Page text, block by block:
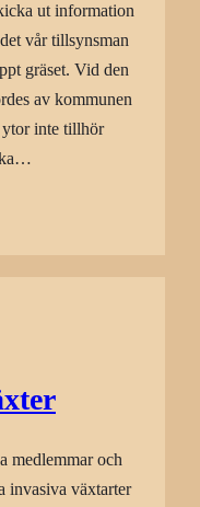
ut information
vår tillsynsman
gräset. Vid den
av kommunen
ytor inte tillhör
medlemmar och
invasiva växtarter